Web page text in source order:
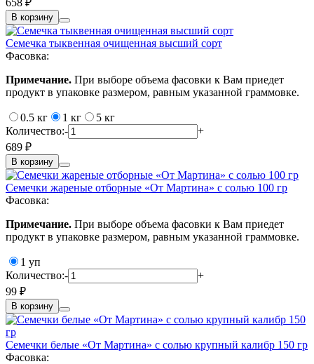
В корзину
Семечка тыквенная очищенная высший сорт
Фасовка:
Примечание. При выборе объема фасовки к Вам приедет
продукт в упаковке размером, равным указанной граммовке.
0.5 кг 1 кг
5 кг
Количество:-
+
689 ₽
В корзину
Семечки жареные отборные «От Мартина» с солью 100 гр
Фасовка:
Примечание. При выборе объема фасовки к Вам приедет
продукт в упаковке размером, равным указанной граммовке.
1 уп
Количество:-
+
99 ₽
В корзину
Семечки белые «От Мартина» с солью крупный калибр 150 гр
Фасовка: